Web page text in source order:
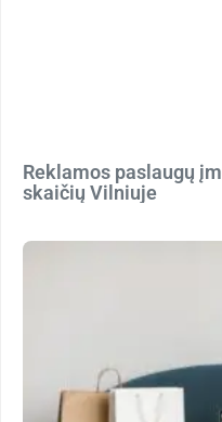
Reklamos paslaugų
skaičių Vilniuje